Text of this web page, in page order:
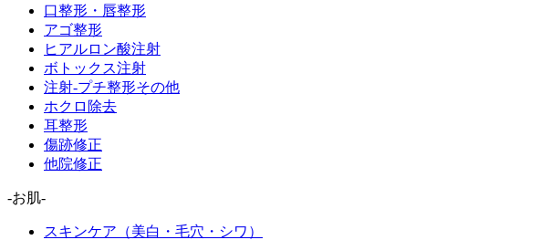
口整形・唇整形
アゴ整形
ヒアルロン酸注射
ボトックス注射
注射-プチ整形その他
ホクロ除去
耳整形
傷跡修正
他院修正
-お肌-
スキンケア（美白・毛穴・シワ）